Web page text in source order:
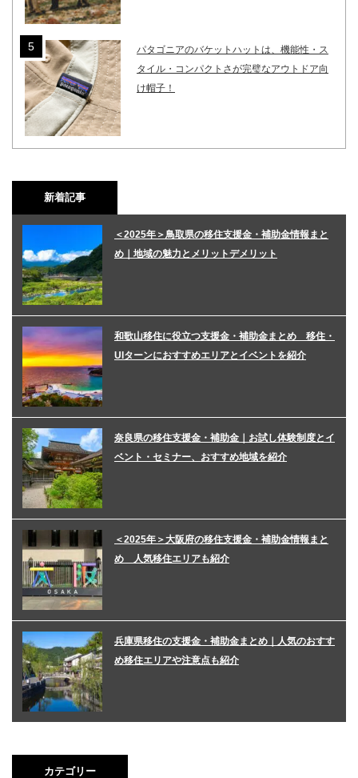
パタゴニアのバケットハットは、機能性・ス
タイル・コンパクトさが完璧なアウトドア向
け帽子！
新着記事
＜2025年＞鳥取県の移住支援金・補助金情報まと
め｜地域の魅力とメリットデメリット
和歌山移住に役立つ支援金・補助金まとめ 移住・
UIターンにおすすめエリアとイベントを紹介
奈良県の移住支援金・補助金｜お試し体験制度とイ
ベント・セミナー、おすすめ地域を紹介
＜2025年＞大阪府の移住支援金・補助金情報まと
め 人気移住エリアも紹介
兵庫県移住の支援金・補助金まとめ｜人気のおすす
め移住エリアや注意点も紹介
カテゴリー